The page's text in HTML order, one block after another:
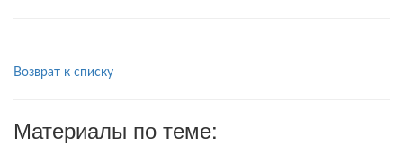
Возврат к списку
Материалы по теме: